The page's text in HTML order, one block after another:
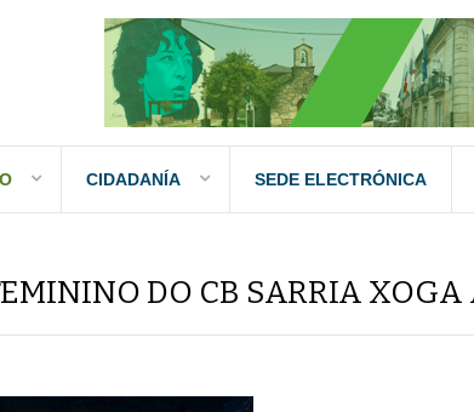
CIDADANÍA SEDE ELECTRÓNICA
DO CB SARRIA